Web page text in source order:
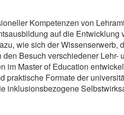
Kompetenzen von
auf die Entwicklung
wie sich der Wissenserwerb,
Besuch verschiedener Lehr-
im Master of Education
Formate der
inklusionsbezogene